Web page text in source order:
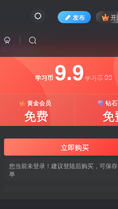
发布 开
学习币 9.9学习币99
黄金会员
免费
钻
免
立即购买
您当前未登录！建议登陆后购买，可保
单